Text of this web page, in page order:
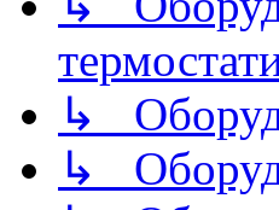
↳
↳